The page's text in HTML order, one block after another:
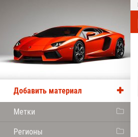
Добавить материал
Метки
Регионы